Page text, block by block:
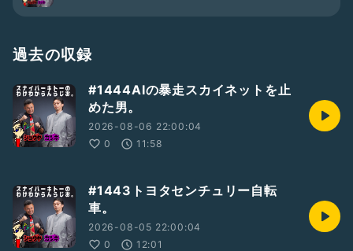
過去の収録
#1444AIの暴走スカイネットを止
めた男。
2026-08-06 22:00:04
0
11:58
#1443トヨタセンチュリー自転
車。
2026-08-05 22:00:04
0
12:01